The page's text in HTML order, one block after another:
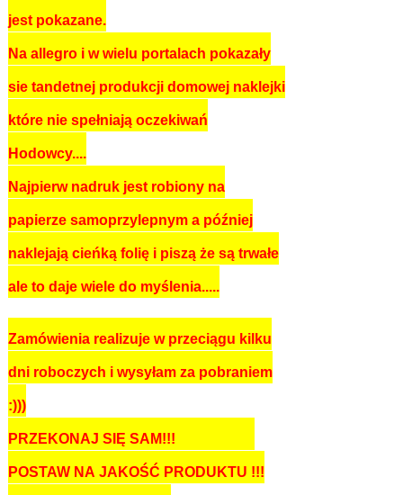
jest pokazane.
Na allegro i w wielu portalach pokazały
sie tandetnej produkcji domowej naklejki
które nie spełniają oczekiwań
Hodowcy....
Najpierw nadruk jest robiony na
papierze samoprzylepnym a później
naklejają cieńką folię i piszą że są trwałe
ale to daje wiele do myślenia.....
Zamówienia realizuje w przeciągu kilku
dni roboczych i wysyłam za pobraniem
:)))
PRZEKONAJ SIĘ SAM!!!
POSTAW NA JAKOŚĆ PRODUKTU !!!